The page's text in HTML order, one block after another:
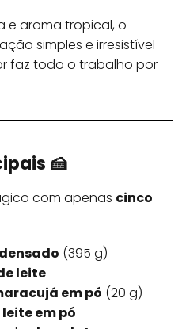
e aroma tropical, o
simples e irresistível —
faz todo o trabalho por
🍰
com apenas cinco
(395 g)
leite
em pó (20 g)
leite em pó